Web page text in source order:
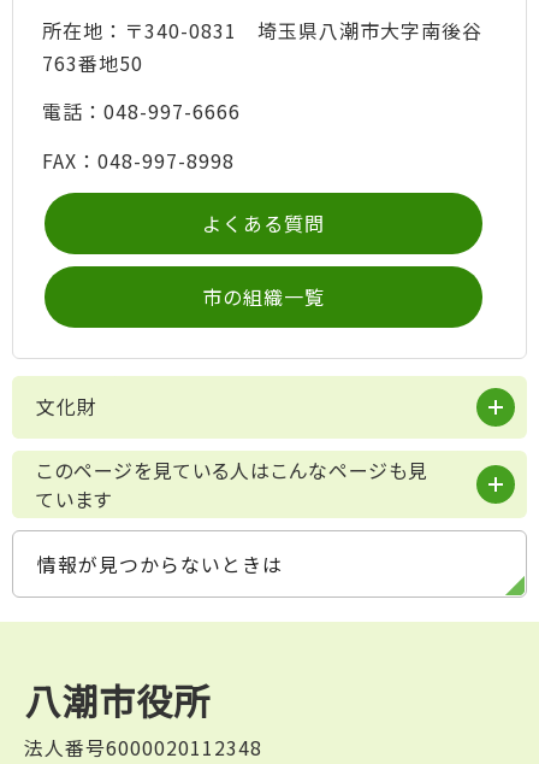
所在地：〒340-0831 埼玉県八潮市大字南後谷
763番地50
電話：048-997-6666
FAX：048-997-8998
よくある質問
市の組織一覧
文化財
このページを見ている人はこんなページも見
ています
情報が見つからないときは
八潮市役所
法人番号6000020112348